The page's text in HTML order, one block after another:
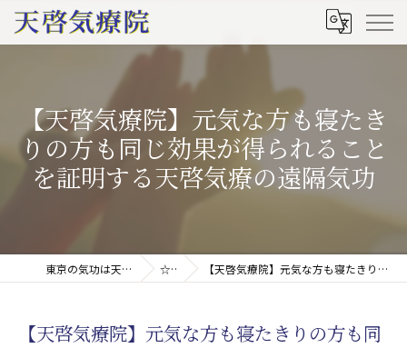
【天啓気療院】元気な方も寝たき
りの方も同じ効果が得られること
を証明する天啓気療の遠隔気功
東京の気功は天啓気療院(天啓気功療法治療院) ☆ブログ 【天啓気療院】元気な方も寝たきりの方も同じ効果が得られることを証明する天啓気療の遠隔気功
【天啓気療院】元気な方も寝たきりの方も同